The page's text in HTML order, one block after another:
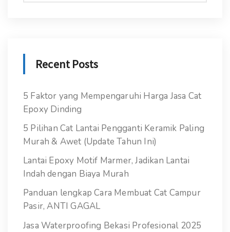
Recent Posts
5 Faktor yang Mempengaruhi Harga Jasa Cat
Epoxy Dinding
5 Pilihan Cat Lantai Pengganti Keramik Paling
Murah & Awet (Update Tahun Ini)
Lantai Epoxy Motif Marmer, Jadikan Lantai
Indah dengan Biaya Murah
Panduan lengkap Cara Membuat Cat Campur
Pasir, ANTI GAGAL
Jasa Waterproofing Bekasi Profesional 2025